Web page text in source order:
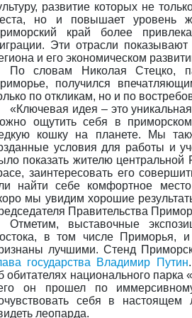
развитие которых не
но и повышает уровень
край более
Эти отрасли
и его экономическом
По словам Николая Стецко,
получился
по откликам, но и по
«Ключевая идея – это
ощутить себя в
кошку на планете. Мы
условия для работы и
показать жителю центральной
заинтересовать его
найти себе комфортное
мы увидим хорошие
Правительства
Отметим, выставочные
в том числе Приморья,
лучшими. Стенд
государства Владимир Путин
обитателях национального
он прошел по
себя в
леопарда.